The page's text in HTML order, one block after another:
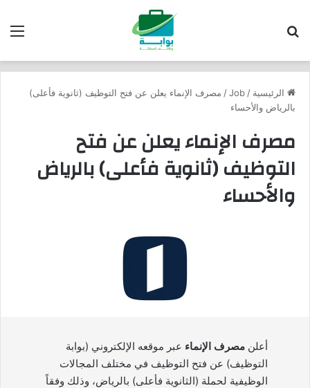
الرئيسية /
Job
/ مصرف الإنماء يعلن عن فتح التوظيف (ثانوية فأعلى)
بالرياض والأحساء
مصرف الإنماء يعلن عن فتح
التوظيف (ثانوية فأعلى) بالرياض
والأحساء
أعلن مصرف الإنماء عبر موقعه الإلكتروني (بوابة
التوظيف) عن فتح التوظيف في مختلف المجالات
الوظيفية لحملة (الثانوية فأعلى) بالرياض، وذلك وفقاً